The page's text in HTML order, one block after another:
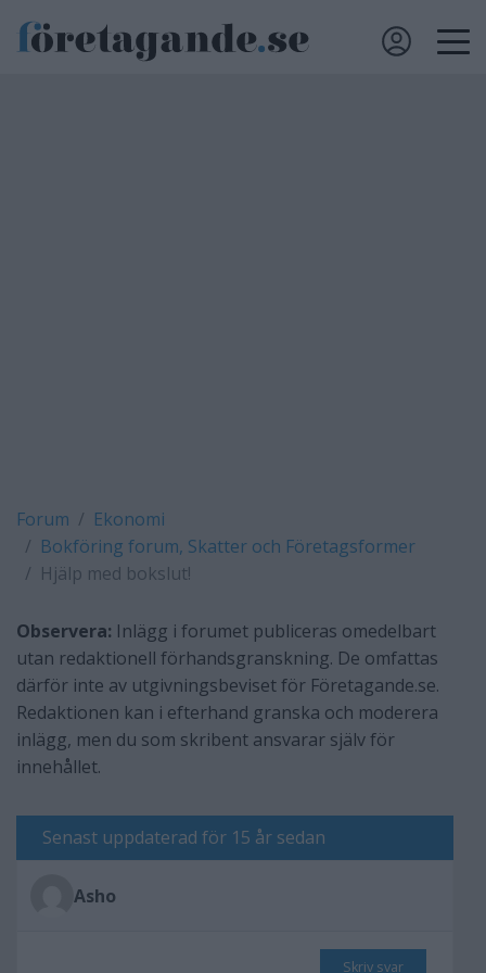
Forum
Ekonomi
Bokföring forum, Skatter och Företagsformer
Hjälp med bokslut!
Observera: Inlägg i forumet publiceras omedelbart
utan redaktionell förhandsgranskning. De omfattas
därför inte av utgivningsbeviset för Företagande.se.
Redaktionen kan i efterhand granska och moderera
inlägg, men du som skribent ansvarar själv för
innehållet.
Senast uppdaterad för 15 år sedan
Asho
Skriv svar